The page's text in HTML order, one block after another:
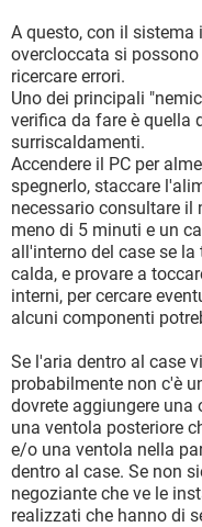
A questo, con il
overcloccata si
ricercare errori.
Uno dei principali
verifica da fare è quella
surriscaldamenti.
Accendere il PC per
spegnerlo, staccare
necessario consultare il
meno di 5 minuti e un
all'interno del case se
calda, e provare a
interni, per cercare
alcuni componenti
Se l'aria dentro al case
probabilmente non c'è
dovrete aggiungere una
una ventola posteriore
e/o una ventola nella
dentro al case. Se non
negoziante che ve le
realizzati che hanno di